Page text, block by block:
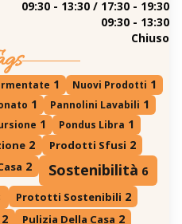
09:30 - 13:30 / 17:30 - 19:30
09:30 - 13:30
Chiuso
1 Nuovi Prodotti 1
1 Pannolini Lavabili 1
1 Pondus Libra 1
2 Prodotti Sfusi 2
2 Sostenibilità 6
Prototti Sostenibili 2
2 Pulizia Della Casa 2